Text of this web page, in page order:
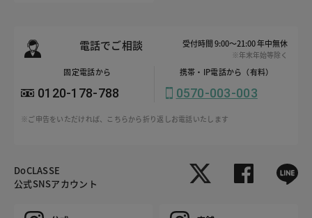
電話でご相談 受付時間 9:00～21:00 年中無休
※年末年始等除く
固定電話から
0120-178-788
携帯・IP電話から（有料）
0570-003-003
※ご申告をいただければ、こちらから折り返しお電話いたします
DoCLASSE
公式SNSアカウント